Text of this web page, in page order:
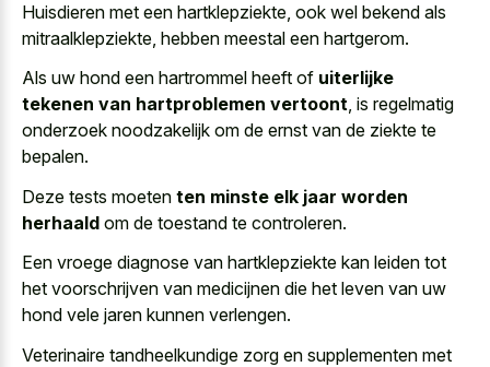
Huisdieren met een hartklepziekte, ook wel bekend als
mitraalklepziekte, hebben meestal een hartgerom.
Als uw hond een hartrommel heeft of uiterlijke
tekenen van hartproblemen vertoont, is regelmatig
onderzoek noodzakelijk om de ernst van de ziekte te
bepalen.
Deze tests moeten ten minste elk jaar worden
herhaald om de toestand te controleren.
Een vroege diagnose van hartklepziekte kan leiden tot
het voorschrijven van medicijnen die het leven van uw
hond vele jaren kunnen verlengen.
Veterinaire tandheelkundige zorg en supplementen met